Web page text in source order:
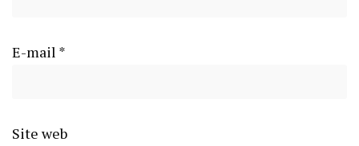
E-mail *
Site web